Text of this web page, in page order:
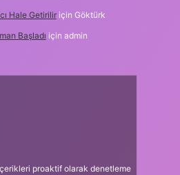
Hale Getiriliriçin Göktürk
Başladı için admin
proaktif olarak denetleme